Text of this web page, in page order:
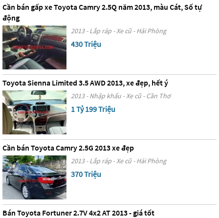
Cần bán gấp xe Toyota Camry 2.5Q năm 2013, màu Cát, Số tự
động
2013 - Lắp ráp - Xe cũ - Hải Phòng
430 Triệu
Toyota Sienna Limited 3.5 AWD 2013, xe đẹp, hết ý
2013 - Nhập khẩu - Xe cũ - Cần Thơ
1 Tỷ 199 Triệu
Cần bán Toyota Camry 2.5G 2013 xe đẹp
2013 - Lắp ráp - Xe cũ - Hải Phòng
370 Triệu
Bán Toyota Fortuner 2.7V 4x2 AT 2013 - giá tốt